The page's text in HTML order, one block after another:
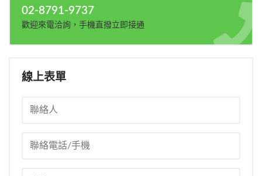
02-8791-9737
歡迎來電洽詢，手機直撥立即接通
線上表單